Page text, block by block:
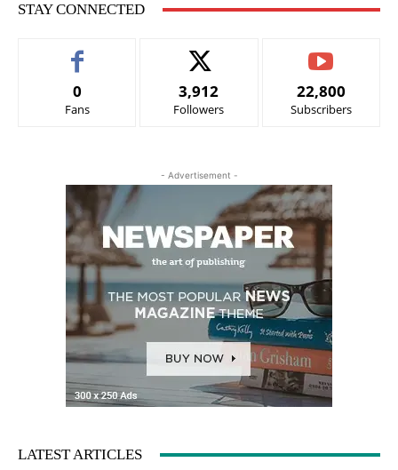
STAY CONNECTED
0
Fans
3,912
Followers
22,800
Subscribers
- Advertisement -
LATEST ARTICLES